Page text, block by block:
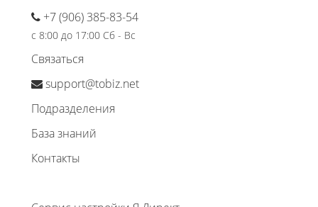
+7 (906) 385-83-54
с 8:00 до 17:00 Сб - Вс
Связаться
support@tobiz.net
Подразделения
База знаний
Контакты